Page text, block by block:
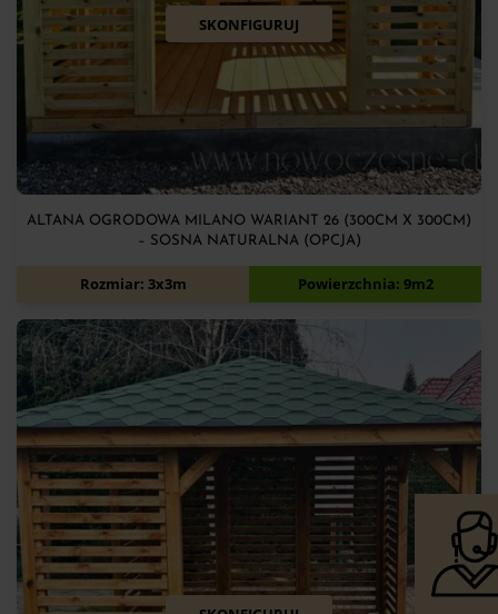
SKONFIGURUJ
ALTANA OGRODOWA MILANO WARIANT 26 (300CM X 300CM)
– SOSNA NATURALNA (OPCJA)
6 080zł
Rozmiar: 3x3m Powierzchnia: 9m2